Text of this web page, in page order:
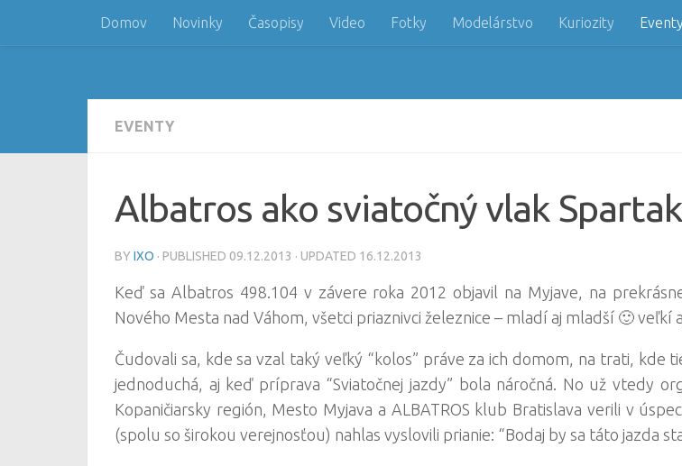
Skip to content
Domov Novinky Časopisy Video Fotky Modelárstvo Kuriozity Eventy
EVENTY
Albatros ako sviatočný vlak
BY IXO · PUBLISHED 09.12.2013 · UPDATED 16.12.2013
Keď sa Albatros 498.104 v závere roka 2012 objavil na Myjave, na
Nového Mesta nad Váhom, všetci priaznivci železnice – mladí aj mladší 🙂 veľkí
Čudovali sa, kde sa vzal taký veľký “kolos” práve za ich domom, na trati,
jednoduchá, aj keď príprava “Sviatočnej jazdy” bola náročná. No už vtedy
Kopaničiarsky región, Mesto Myjava a ALBATROS klub Bratislava verili v
(spolu so širokou verejnosťou) nahlas vyslovili prianie: “Bodaj by sa táto jazda